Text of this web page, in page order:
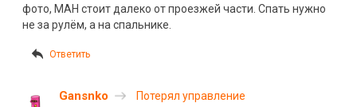
фото, МАН стоит далеко от проезжей части. Спать нужно
не за рулём, а на спальнике.
Ответить
Gansnko Потерял управление